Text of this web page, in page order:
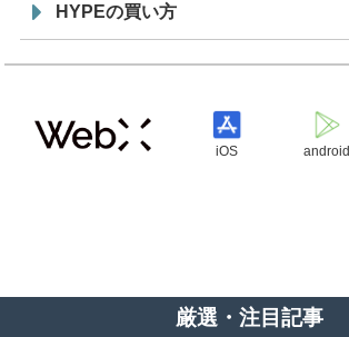
HYPEの買い方
iOS android
厳選・注目記事